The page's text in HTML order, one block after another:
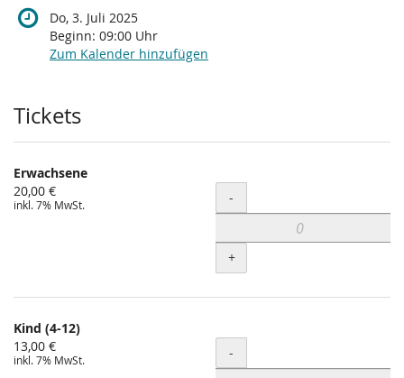
Do, 3. Juli 2025
Beginn: 09:00 Uhr
Zum Kalender hinzufügen
Produkte
Tickets
Erwachsene
20,00 €
inkl. 7% MwSt. Menge
-
+
Kind (4-12)
13,00 €
inkl. 7% MwSt. Menge
-